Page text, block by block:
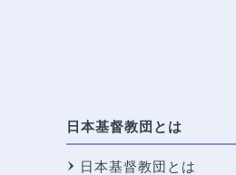
日本基督教団とは
日本基督教団とは